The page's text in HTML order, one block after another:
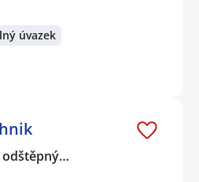
úvazek
odštěpný…